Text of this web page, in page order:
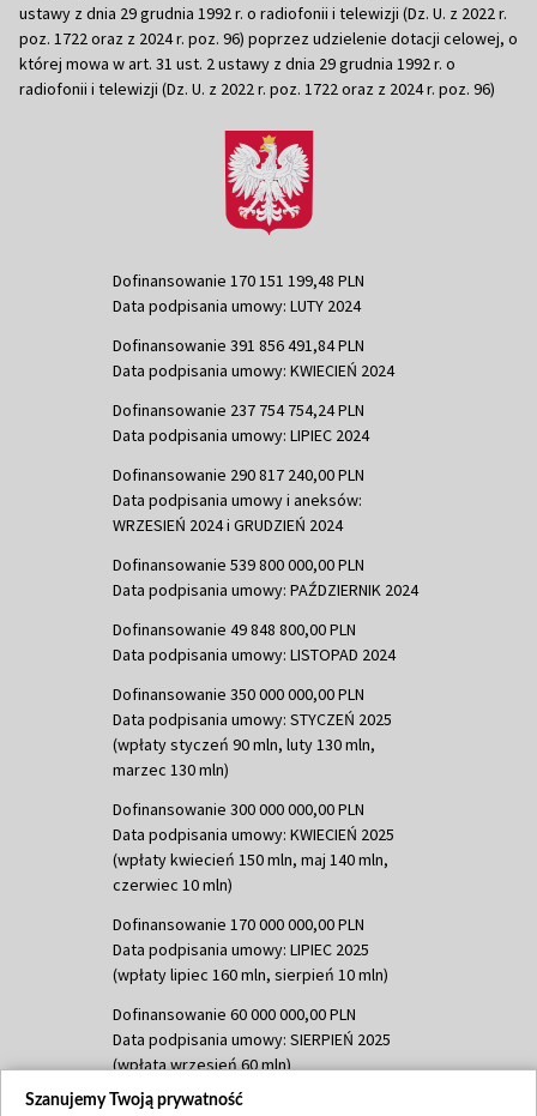
ustawy z dnia 29 grudnia 1992 r. o radiofonii i telewizji (Dz. U. z 2022 r.
poz. 1722 oraz z 2024 r. poz. 96) poprzez udzielenie dotacji celowej, o
której mowa w art. 31 ust. 2 ustawy z dnia 29 grudnia 1992 r. o
radiofonii i telewizji (Dz. U. z 2022 r. poz. 1722 oraz z 2024 r. poz. 96)
Dofinansowanie 170 151 199,48 PLN
Data podpisania umowy: LUTY 2024
Dofinansowanie 391 856 491,84 PLN
Data podpisania umowy: KWIECIEŃ 2024
Dofinansowanie 237 754 754,24 PLN
Data podpisania umowy: LIPIEC 2024
Dofinansowanie 290 817 240,00 PLN
Data podpisania umowy i aneksów:
WRZESIEŃ 2024 i GRUDZIEŃ 2024
Dofinansowanie 539 800 000,00 PLN
Data podpisania umowy: PAŹDZIERNIK 2024
Dofinansowanie 49 848 800,00 PLN
Data podpisania umowy: LISTOPAD 2024
Dofinansowanie 350 000 000,00 PLN
Data podpisania umowy: STYCZEŃ 2025
(wpłaty styczeń 90 mln, luty 130 mln,
marzec 130 mln)
Dofinansowanie 300 000 000,00 PLN
Data podpisania umowy: KWIECIEŃ 2025
(wpłaty kwiecień 150 mln, maj 140 mln,
czerwiec 10 mln)
Dofinansowanie 170 000 000,00 PLN
Data podpisania umowy: LIPIEC 2025
(wpłaty lipiec 160 mln, sierpień 10 mln)
Dofinansowanie 60 000 000,00 PLN
Data podpisania umowy: SIERPIEŃ 2025
(wpłata wrzesień 60 mln)
Dofinansowanie 635 783 051,21 PLN
Szanujemy Twoją prywatność